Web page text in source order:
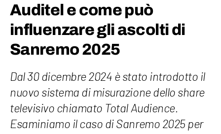
Auditel e come può
influenzare gli ascolti di
Sanremo 2025
Dal 30 dicembre 2024 è stato introdotto il
nuovo sistema di misurazione dello share
televisivo chiamato Total Audience.
Esaminiamo il caso di Sanremo 2025 per